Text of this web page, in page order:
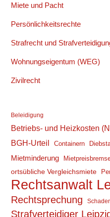
Miete und Pacht
Persönlichkeitsrechte
Strafrecht und
Wohnungseigentum (WEG)
Zivilrecht
Beleidigung
Betriebs- und Heizkosten
BGH-Urteil Containern
Mietminderung
ortsübliche Vergleichsmiete
Rechtsanwalt
Rechtsprechung
Strafverteidiger